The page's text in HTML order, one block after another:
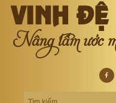
VINH ĐỆ
Nâng tầm ước